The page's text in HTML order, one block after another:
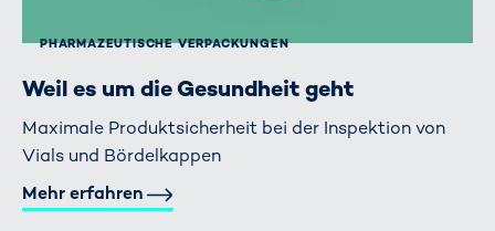
PHARMAZEUTISCHE VERPACKUNGEN
Weil es um die Gesundheit geht
Maximale Produktsicherheit bei der Inspektion von
Vials und Bördelkappen
Mehr erfahren